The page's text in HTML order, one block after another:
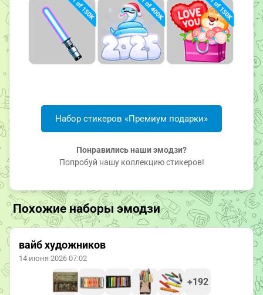
Набор стикеров «Премиум подарки»
Понравились наши эмодзи?
Попробуй нашу коллекцию стикеров!
Похожие наборы эмодзи
вайб художников
14 июня 2026 07:02
+192